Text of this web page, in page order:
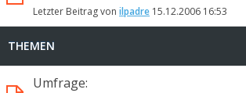
Letzter Beitrag von ilpadre 15.12.2006 16:53
THEMEN
Umfrage: